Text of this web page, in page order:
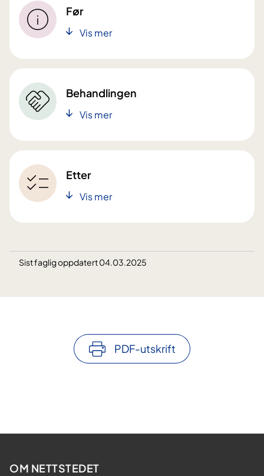
Før
Vis mer
Behandlingen
Vis mer
Etter
Vis mer
Sist faglig oppdatert 04.03.2025
PDF-utskrift
OM NETTSTEDET